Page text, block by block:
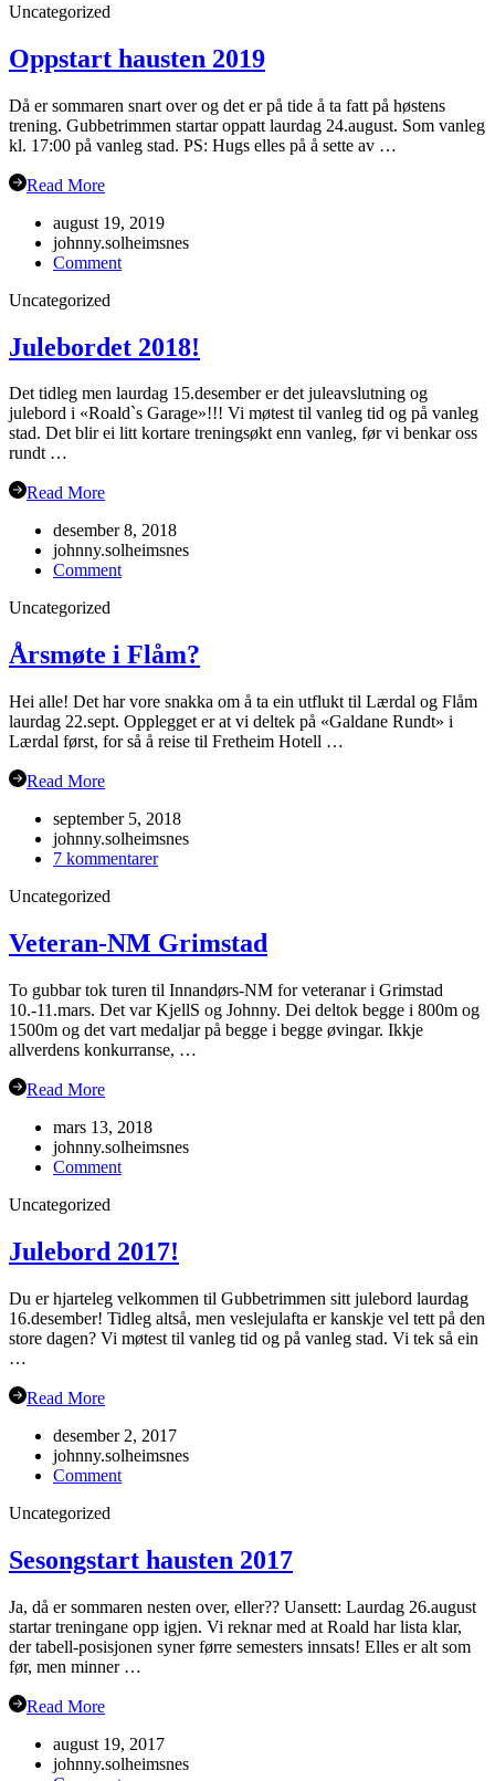
Uncategorized
Oppstart hausten 2019
Då er sommaren snart over og det er på tide å ta fatt på høstens
trening. Gubbetrimmen startar oppatt laurdag 24.august. Som vanleg
kl. 17:00 på vanleg stad. PS: Hugs elles på å sette av …
Read More
august 19, 2019
johnny.solheimsnes
Commenton
Uncategorized
Julebordet 2018!
Det tidleg men laurdag 15.desember er det juleavslutning og
julebord i «Roald`s Garage»!!! Vi møtest til vanleg tid og på vanleg
stad. Det blir ei litt kortare treningsøkt enn vanleg, før vi benkar oss
rundt …
Read More
desember 8, 2018
johnny.solheimsnes
Commenton
Uncategorized
Årsmøte i Flåm?
Hei alle! Det har vore snakka om å ta ein utflukt til Lærdal og Flåm
laurdag 22.sept. Opplegget er at vi deltek på «Galdane Rundt» i
Lærdal først, for så å reise til Fretheim Hotell …
Read More
september 5, 2018
johnny.solheimsnes
7 kommentarertil
Uncategorized
Veteran-NM Grimstad
To gubbar tok turen til Innandørs-NM for veteranar i Grimstad
10.-11.mars. Det var KjellS og Johnny. Dei deltok begge i 800m og
1500m og det vart medaljar på begge i begge øvingar. Ikkje
allverdens konkurranse, …
Read More
mars 13, 2018
johnny.solheimsnes
Commenton
Uncategorized
Julebord 2017!
Du er hjarteleg velkommen til Gubbetrimmen sitt julebord laurdag
16.desember! Tidleg altså, men veslejulafta er kanskje vel tett på den
store dagen? Vi møtest til vanleg tid og på vanleg stad. Vi tek så ein
…
Read More
desember 2, 2017
johnny.solheimsnes
Commenton
Uncategorized
Sesongstart hausten 2017
Ja, då er sommaren nesten over, eller?? Uansett: Laurdag 26.august
startar treningane opp igjen. Vi reknar med at Roald har lista klar,
der tabell-posisjonen syner førre semesters innsats! Elles er alt som
før, men minner …
Read More
august 19, 2017
johnny.solheimsnes